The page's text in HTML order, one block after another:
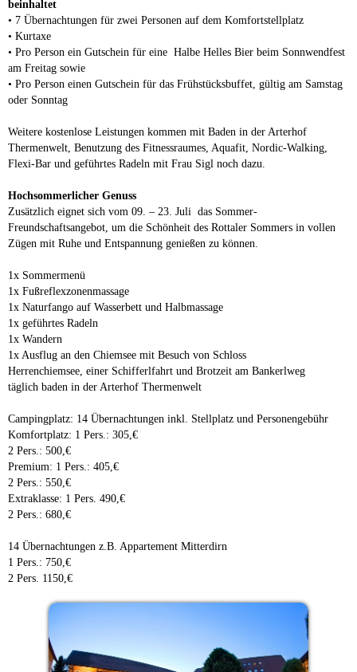
beinhaltet
• 7 Übernachtungen für zwei Personen auf dem Komfortstellplatz
• Kurtaxe
• Pro Person ein Gutschein für eine Halbe Helles Bier beim Sonnwendfest
am Freitag sowie
• Pro Person einen Gutschein für das Frühstücksbuffet, gültig am Samstag
oder Sonntag
Weitere kostenlose Leistungen kommen mit Baden in der Arterhof
Thermenwelt, Benutzung des Fitnessraumes, Aquafit, Nordic-Walking,
Flexi-Bar und geführtes Radeln mit Frau Sigl noch dazu.
Hochsommerlicher Genuss
Zusätzlich eignet sich vom 09. – 23. Juli das Sommer-
Freundschaftsangebot, um die Schönheit des Rottaler Sommers in vollen
Zügen mit Ruhe und Entspannung genießen zu können.
1x Sommermenü
1x Fußreflexzonenmassage
1x Naturfango auf Wasserbett und Halbmassage
1x geführtes Radeln
1x Wandern
1x Ausflug an den Chiemsee mit Besuch von Schloss
Herrenchiemsee, einer Schifferlfahrt und Brotzeit am Bankerlweg
täglich baden in der Arterhof Thermenwelt
Campingplatz: 14 Übernachtungen inkl. Stellplatz und Personengebühr
Komfortplatz: 1 Pers.: 305,€
2 Pers.: 500,€
Premium: 1 Pers.: 405,€
2 Pers.: 550,€
Extraklasse: 1 Pers. 490,€
2 Pers.: 680,€
14 Übernachtungen z.B. Appartement Mitterdirn
1 Pers.: 750,€
2 Pers. 1150,€